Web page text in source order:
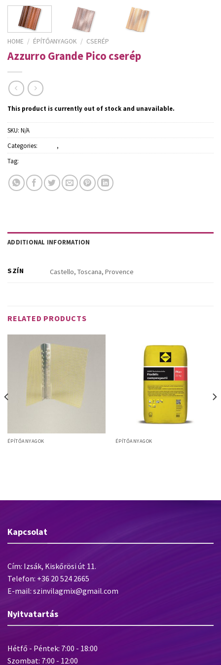
HOME / ÉPÍTŐANYAGOK / CSERÉP
Azzurro Grande Pico cserép
This product is currently out of stock and unavailable.
SKU: N/A
Categories:
,
Tag:
ADDITIONAL INFORMATION
SZÍN Castello, Toscana, Provence
RELATED PRODUCTS
ÉPÍTŐANYAGOK ÉPÍTŐANYAGOK
Kapcsolat
Cím: Izsák, Kiskőrösi út 11.
Telefon: +36 20 524 2665
E-mail: szinvilagmix@gmail.com
Nyitvatartás
Hétfő - Péntek: 7:00 - 18:00
Szombat: 7:00 - 12:00